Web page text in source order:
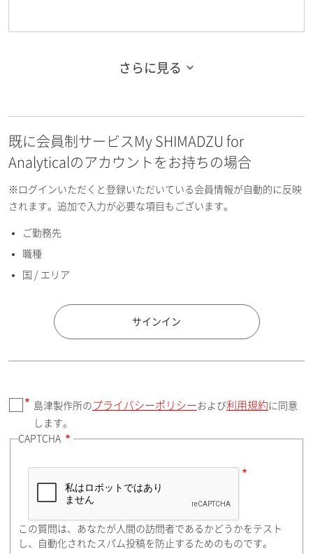
お名前フリガナ（名）
E-mailアドレス（半角英数）
国 / エリア
郵便番号（勤務先）
住所検索
都道府県（勤務先）
さらに見る
既に会員制サービスMy SHIMADZU for
Analyticalのアカウントをお持ちの場合
※ログインいただくと登録いただいている会員情報が自動的に反映
されます。追加で入力が必要な項目もございます。
ご勤務先
職種
国 / エリア
サインイン
島津製作所の プライバシーポリシーおよび利用規約 に同意
します。
CAPTCHA
この質問は、あなたが人間の訪問者であるかどうかをテスト
し、自動化されたスパム投稿を防止するためのものです。